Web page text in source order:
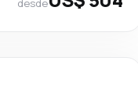
desde